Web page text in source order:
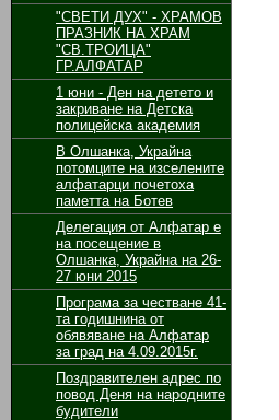
"СВЕТИ ДУХ" - ХРАМОВ
ПРАЗНИК НА ХРАМ
"СВ.ТРОИЦА"
ГР.АЛФАТАР
1 юни - Ден на детето и
закриване на Детска
полицейска академия
В Олшанка, Украйна
потомците на изселените
алфатарци почетоха
паметта на Ботев
Делегация от Алфатар е
на посещение в
Олшанка, Украйна на 26-
27 юни 2015
Програма за честване 41-
та годишнина от
обявяване на Алфатар
за град на 4.09.2015г.
Поздравителен адрес по
повод Деня на народните
будители